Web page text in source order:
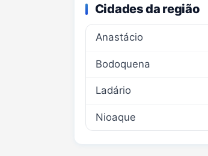
Cidades da região
Anastácio
Bodoquena
Ladário
Nioaque